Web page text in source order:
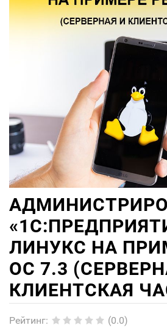
ЛИНУКС НА
ОС 7.3
КЛИЕНТСКАЯ
Рейтинг: (0.0)